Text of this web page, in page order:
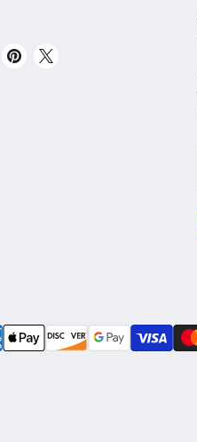
Znajdź Znajdź